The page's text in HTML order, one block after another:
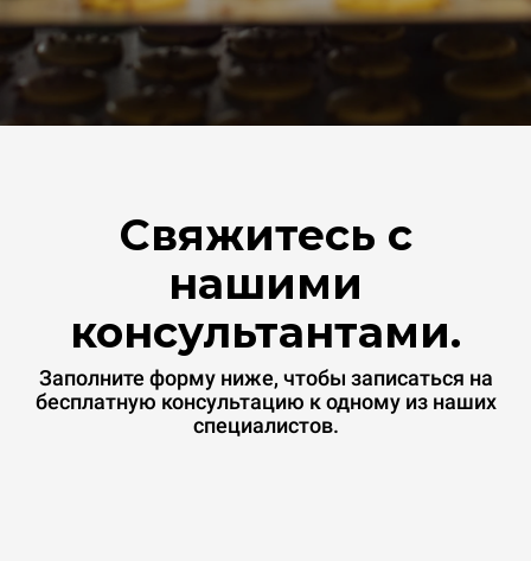
Свяжитесь с
нашими
консультантами.
Заполните форму ниже, чтобы записаться на
бесплатную консультацию к одному из наших
специалистов.